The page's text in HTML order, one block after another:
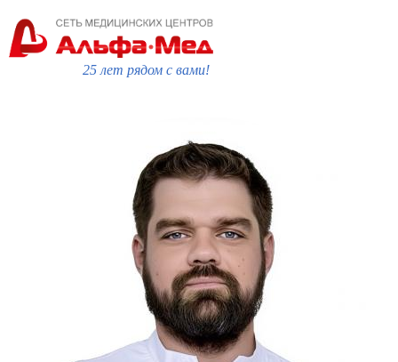
25 лет рядом с вами!